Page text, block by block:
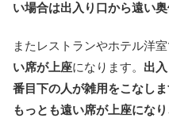
い場合は出入り口から遠い
またレストランやホテル洋室
い席が上座になります。 出
番目下の人が雑用をこなし
もっとも遠い席が上座にな